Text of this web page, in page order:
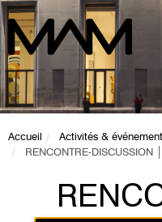
Accueil
Activités &
RENCONTRE-